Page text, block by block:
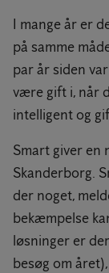
I mange år er
på samme
par år siden
være gift i, når
intelligent og
Smart giver en
Skanderborg.
der noget,
bekæmpelse
løsninger er
besøg om